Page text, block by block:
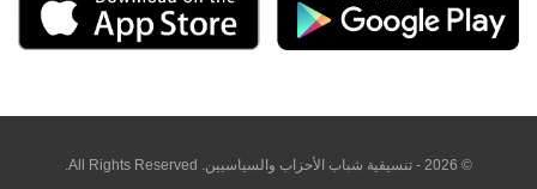
© 2026 - تنسيقية شباب الأحزاب والسياسيين. All Rights Reserved.